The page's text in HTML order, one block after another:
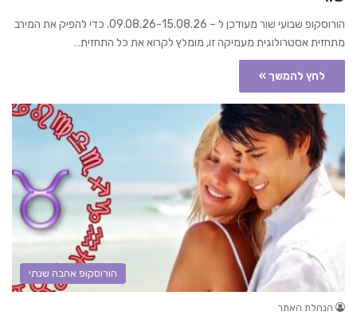
הורוסקופ שבועי שור מעודכן ל – 09.08.26-15.08.26. כדי להפיק את המירב
מתחזית אסטרולוגית מעמיקה זו, מומלץ לקרוא את כל התחזית…
לחץ להמשך »
הורוסקופ אהבה שנתי
הנהלת האתר